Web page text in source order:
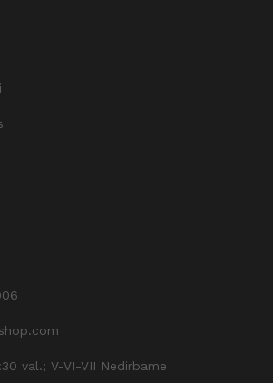
val.; V-VI-VII Nedirbame